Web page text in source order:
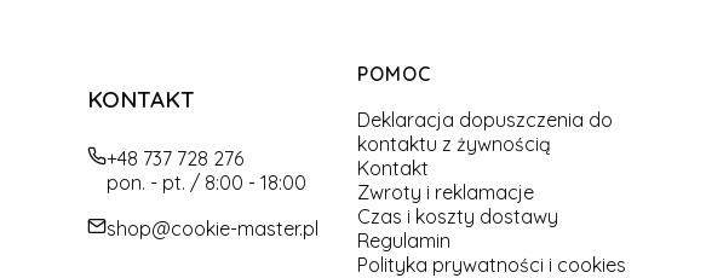
KONTAKT
+48 737 728 276
pon. - pt. / 8:00 - 18:00
shop@cookie-master.pl
Linki w stopce
POMOC
Deklaracja dopuszczenia do
kontaktu z żywnością
Kontakt
Zwroty i reklamacje
Czas i koszty dostawy
Regulamin
Polityka prywatności i cookies